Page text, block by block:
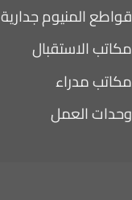
قواطع المنيوم جدارية
مكاتب الاستقبال
مكاتب مدراء
وحدات العمل